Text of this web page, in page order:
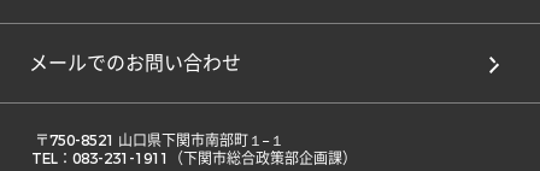
メールでのお問い合わせ
TEL：083-231-1911（下関市総合政策部企画課）